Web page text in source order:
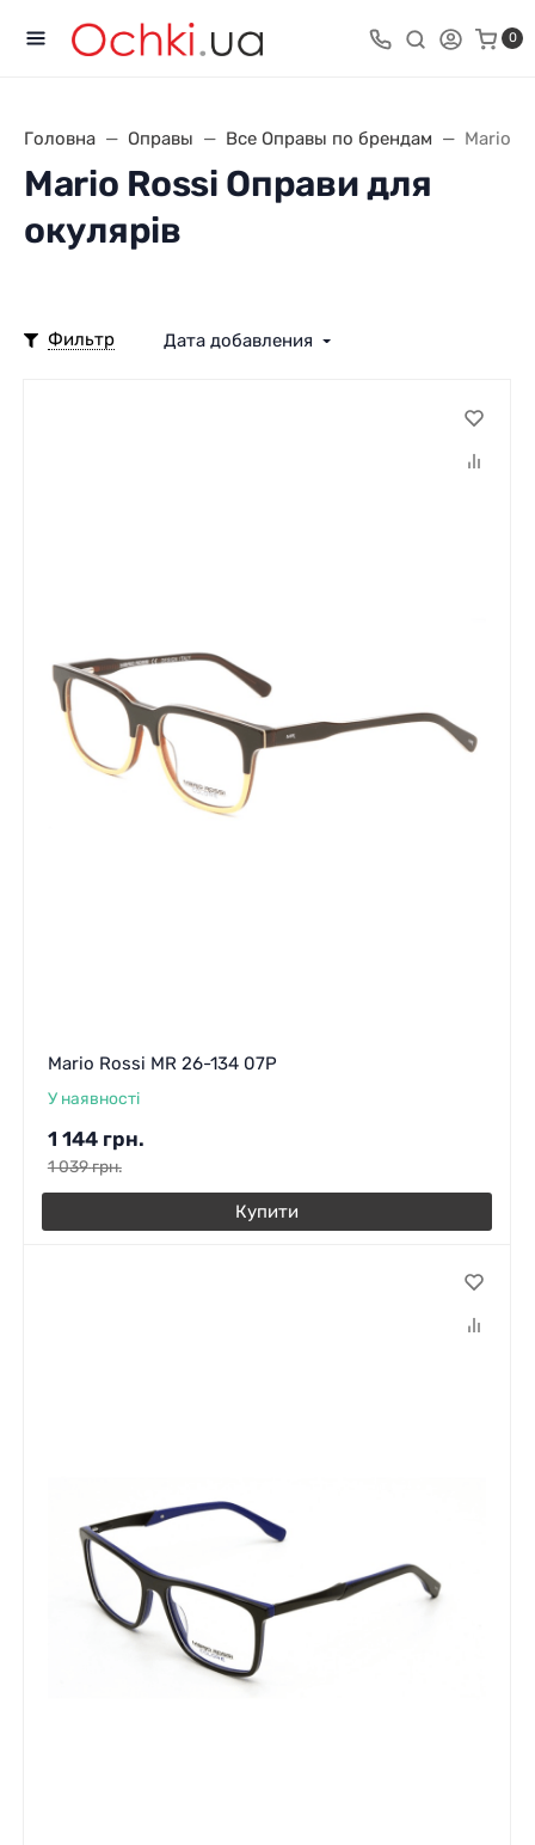
0
Головна Оправы Все Оправы по брендам Mario
Mario Rossi Оправи для
окулярів
Фильтр Дата добавления
Mario Rossi MR 26-134 07P
У наявності
1 144 грн.
1 039грн.
Купити